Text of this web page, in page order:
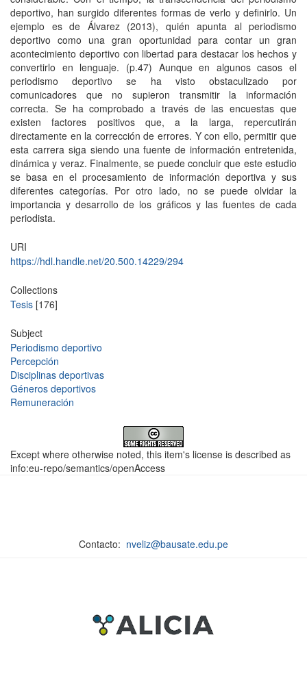
deportivo, han surgido diferentes formas de verlo y definirlo. Un
ejemplo es de Álvarez (2013), quién apunta al periodismo
deportivo como una gran oportunidad para contar un gran
acontecimiento deportivo con libertad para destacar los hechos y
convertirlo en lenguaje. (p.47) Aunque en algunos casos el
periodismo deportivo se ha visto obstaculizado por
comunicadores que no supieron transmitir la información
correcta. Se ha comprobado a través de las encuestas que
existen factores positivos que, a la larga, repercutirán
directamente en la corrección de errores. Y con ello, permitir que
esta carrera siga siendo una fuente de información entretenida,
dinámica y veraz. Finalmente, se puede concluir que este estudio
se basa en el procesamiento de información deportiva y sus
diferentes categorías. Por otro lado, no se puede olvidar la
importancia y desarrollo de los gráficos y las fuentes de cada
periodista.
URI
https://hdl.handle.net/20.500.14229/294
Collections
Tesis [176]
Subject
Periodismo deportivo
Percepción
Disciplinas deportivas
Géneros deportivos
Remuneración
Except where otherwise noted, this item's license is described as
info:eu-repo/semantics/openAccess
Contacto: nveliz@bausate.edu.pe